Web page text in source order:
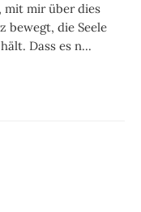
mit mir über dies
bewegt, die Seele
Dass es n...